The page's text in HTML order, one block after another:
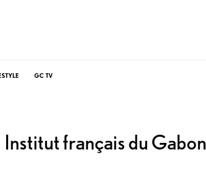
GC TV
Institut français du Gabon